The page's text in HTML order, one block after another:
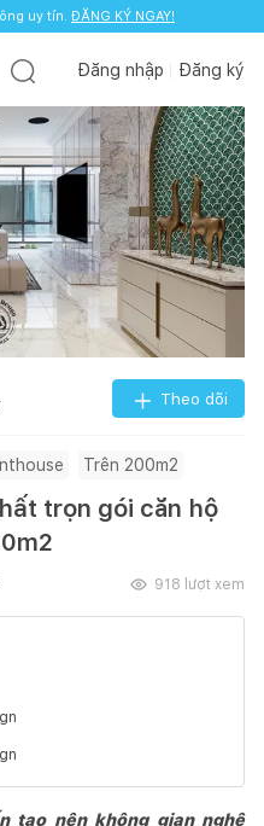
uy tín. ĐĂNG KÝ NGAY!
Đăng nhập Đăng ký
Theo dõi
Trên 200m2
trọn gói căn hộ
918 lượt xem
tạo nên không gian nghệ